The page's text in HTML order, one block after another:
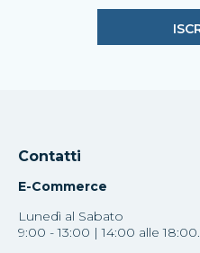
Contatti
E-Commerce
Lunedì al Sabato
9:00 - 13:00 | 14:00 alle 18:00.